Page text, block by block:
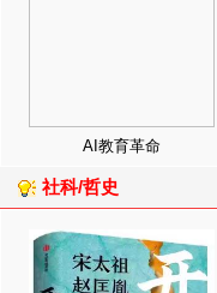
AI教育革命
社科/哲史